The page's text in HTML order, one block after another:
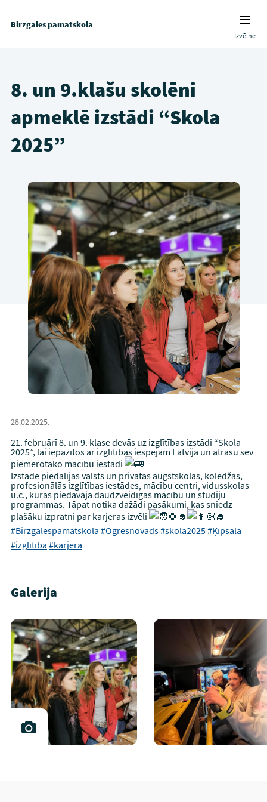
Birzgales pamatskola
Izvēlne
8. un 9.klašu skolēni
apmeklē izstādi “Skola
2025”
28.02.2025.
21. februārī 8. un 9. klase devās uz izglītības izstādi “Skola
2025”, lai iepazītos ar izglītības iespējām Latvijā un atrasu sev
piemērotāko mācību iestādi
Izstādē piedalījās valsts un privātās augstskolas, koledžas,
profesionālās izglītības iestādes, mācību centri, vidusskolas
u.c., kuras piedāvāja daudzveidīgas mācību un studiju
programmas. Tāpat notika dažādi pasākumi, kas sniedz
plašāku izpratni par karjeras izvēli
#Birzgalespamatskola #Ogresnovads#skola2025#Ķīpsala
#izglītība #karjera
Galerija